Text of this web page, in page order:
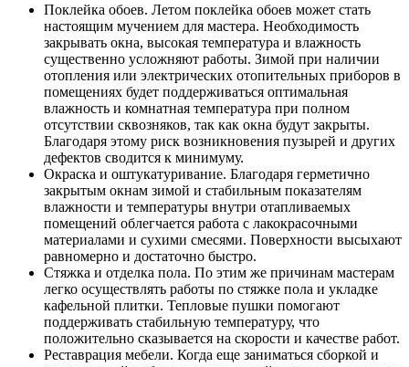
Поклейка обоев. Летом поклейка обоев может стать
настоящим мучением для мастера. Необходимость
закрывать окна, высокая температура и влажность
существенно усложняют работы. Зимой при наличии
отопления или электрических отопительных приборов в
помещениях будет поддерживаться оптимальная
влажность и комнатная температура при полном
отсутствии сквозняков, так как окна будут закрыты.
Благодаря этому риск возникновения пузырей и других
дефектов сводится к минимуму.
Окраска и оштукатуривание. Благодаря герметично
закрытым окнам зимой и стабильным показателям
влажности и температуры внутри отапливаемых
помещений облегчается работа с лакокрасочными
материалами и сухими смесями. Поверхности высыхают
равномерно и достаточно быстро.
Стяжка и отделка пола. По этим же причинам мастерам
легко осуществлять работы по стяжке пола и укладке
кафельной плитки. Тепловые пушки помогают
поддерживать стабильную температуру, что
положительно сказывается на скорости и качестве работ.
Реставрация мебели. Когда еще заниматься сборкой и